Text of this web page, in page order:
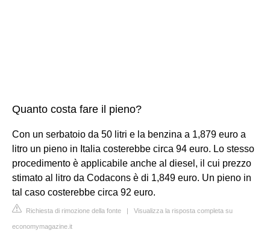
Quanto costa fare il pieno?
Con un serbatoio da 50 litri e la benzina a 1,879 euro a
litro un pieno in Italia costerebbe circa 94 euro. Lo stesso
procedimento è applicabile anche al diesel, il cui prezzo
stimato al litro da Codacons è di 1,849 euro. Un pieno in
tal caso costerebbe circa 92 euro.
Richiesta di rimozione della fonte | Visualizza la risposta completa su
economymagazine.it